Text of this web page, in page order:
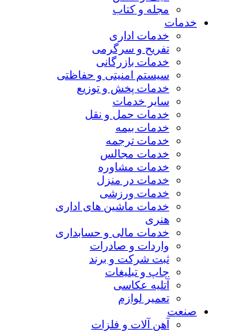
مجله و کتاب
خدمات
خدمات اداری
تفریح و سرگرمی
خدمات بازرگانی
سیستم امنیتی و حفاظتی
خدمات پخش و توزیع
سایر خدمات
خدمات حمل و نقل
خدمات بیمه
خدمات ترجمه
خدمات مجالس
خدمات مشاوره
خدمات در منزل
خدمات ورزشی
خدمات ماشین های اداری
هنری
خدمات مالی و حسابداری
واردات و صادرات
ثبت شرکت و برند
چاپ و تبلیغات
آتلیه عکاسی
تعمیر لوازم
صنعت
آهن آلات و فلزات